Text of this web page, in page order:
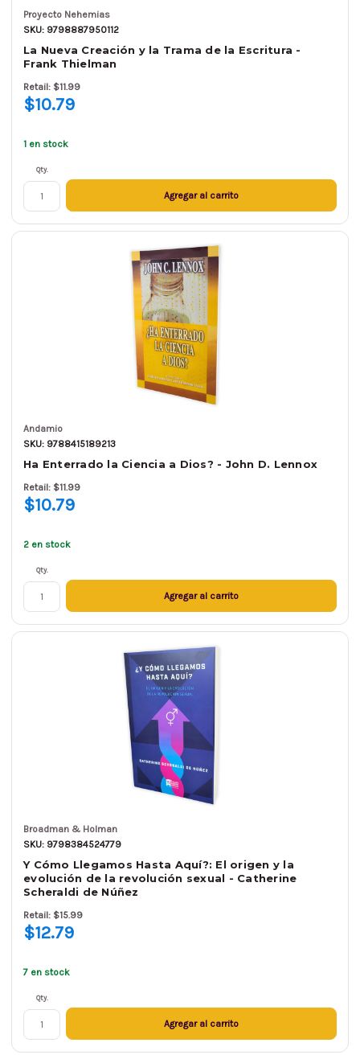
Proyecto Nehemias
SKU: 9798887950112
La Nueva Creación y la Trama de la Escritura -
Frank Thielman
Retail: $11.99
$10.79
1 en stock
Qty.
Agregar al carrito
Andamio
SKU: 9788415189213
Ha Enterrado la Ciencia a Dios? - John D. Lennox
Retail: $11.99
$10.79
2 en stock
Qty.
Agregar al carrito
Broadman & Holman
SKU: 9798384524779
Y Cómo Llegamos Hasta Aquí?: El origen y la
evolución de la revolución sexual - Catherine
Scheraldi de Núñez
Retail: $15.99
$12.79
7 en stock
Qty.
Agregar al carrito